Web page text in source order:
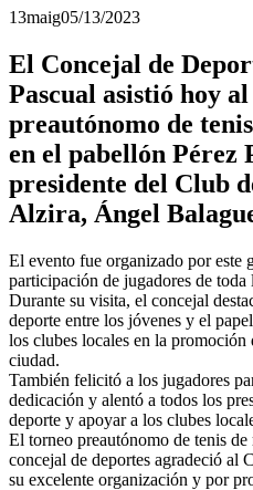
13maig05/13/2023
El Concejal de
Pascual asistió hoy
preautónomo de
en el pabellón Pérez
presidente del Club
Alzira, Ángel
El evento fue organizado por este
participación de jugadores de toda
Durante su visita, el concejal
deporte entre los jóvenes y el
los clubes locales en la promoción
ciudad.
También felicitó a los jugadores
dedicación y alentó a todos los
deporte y apoyar a los clubes
El torneo preautónomo de tenis
concejal de deportes agradeció al
su excelente organización y por